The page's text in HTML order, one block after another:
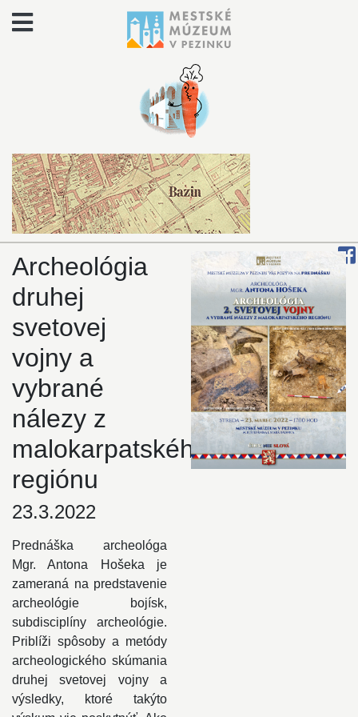
Archeológia
druhej
svetovej
vojny a
vybrané
nálezy z
malokarpatského
regiónu
23.3.2022
Prednáška archeológa
Mgr. Antona Hošeka je
zameraná na predstavenie
archeológie bojísk,
subdisciplíny archeológie.
Priblíži spôsoby a metódy
archeologického skúmania
druhej svetovej vojny a
výsledky, ktoré takýto